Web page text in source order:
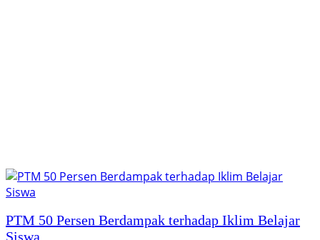
PTM 50 Persen Berdampak terhadap Iklim Belajar
Siswa